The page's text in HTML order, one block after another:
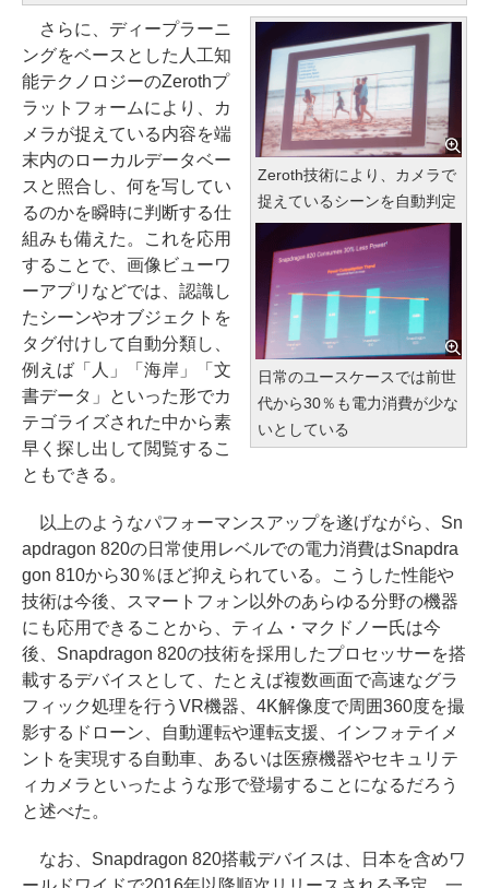
Zeroth技術により、カメラで
捉えているシーンを自動判定
日常のユースケースでは前世
代から30％も電力消費が少な
いとしている
さらに、ディープラーニ
ングをベースとした人工知
能テクノロジーのZerothプ
ラットフォームにより、カ
メラが捉えている内容を端
末内のローカルデータベー
スと照合し、何を写してい
るのかを瞬時に判断する仕
組みも備えた。これを応用
することで、画像ビューワ
ーアプリなどでは、認識し
たシーンやオブジェクトを
タグ付けして自動分類し、
例えば「人」「海岸」「文
書データ」といった形でカ
テゴライズされた中から素
早く探し出して閲覧するこ
ともできる。
以上のようなパフォーマンスアップを遂げながら、Sn
apdragon 820の日常使用レベルでの電力消費はSnapdra
gon 810から30％ほど抑えられている。こうした性能や
技術は今後、スマートフォン以外のあらゆる分野の機器
にも応用できることから、ティム・マクドノー氏は今
後、Snapdragon 820の技術を採用したプロセッサーを搭
載するデバイスとして、たとえば複数画面で高速なグラ
フィック処理を行うVR機器、4K解像度で周囲360度を撮
影するドローン、自動運転や運転支援、インフォテイメ
ントを実現する自動車、あるいは医療機器やセキュリテ
ィカメラといったような形で登場することになるだろう
と述べた。
なお、Snapdragon 820搭載デバイスは、日本を含めワ